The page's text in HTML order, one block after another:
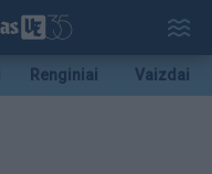
Renginiai Vaizdai